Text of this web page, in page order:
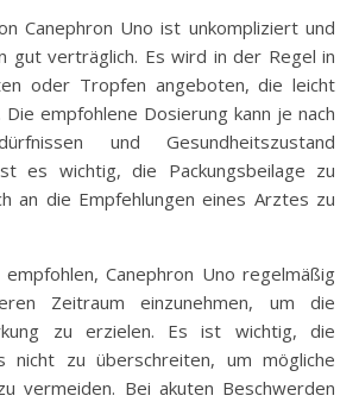
Canephron Uno ist unkompliziert und
gut verträglich. Es wird in der Regel in
oder Tropfen angeboten, die leicht
Die empfohlene Dosierung kann je nach
und Gesundheitszustand
es wichtig, die Packungsbeilage zu
an die Empfehlungen eines Arztes zu
Canephron Uno regelmäßig
Zeitraum einzunehmen, um die
zu erzielen. Es ist wichtig, die
nicht zu überschreiten, um mögliche
vermeiden. Bei akuten Beschwerden